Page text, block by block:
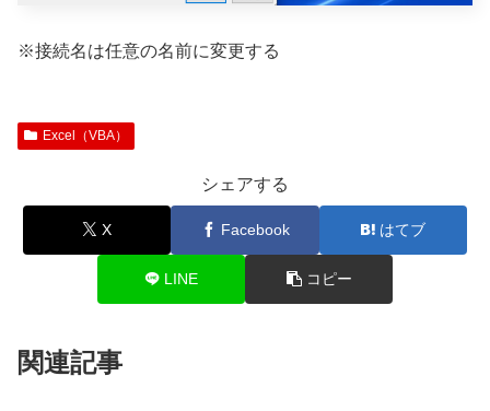
※接続名は任意の名前に変更する
Excel（VBA）
シェアする
X Facebook はてブ
LINE コピー
関連記事